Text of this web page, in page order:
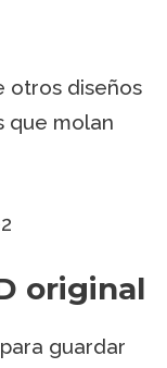
otros diseños
que molan
original
guardar